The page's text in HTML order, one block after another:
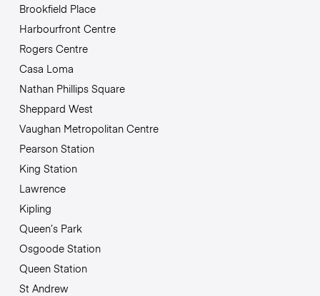
Brookfield Place
Harbourfront Centre
Rogers Centre
Casa Loma
Nathan Phillips Square
Sheppard West
Vaughan Metropolitan Centre
Pearson Station
King Station
Lawrence
Kipling
Queen’s Park
Osgoode Station
Queen Station
St Andrew